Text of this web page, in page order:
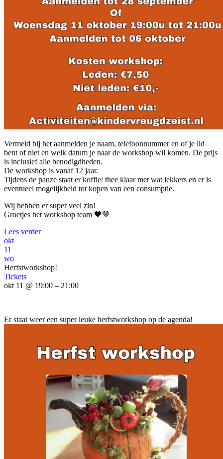
Vermeld bij het aanmelden je naam, telefoonnummer en of je lid
bent of niet en welk datum je naar de workshop wil komen. De prijs
is inclusief alle benodigdheden.
De workshop is vanaf 12 jaar.
Tijdens de pauze staat er koffie/ thee klaar met wat lekkers en er is
eventueel mogelijkheid tot kopen van een consumptie.
Wij hebben er super veel zin!
Groetjes het workshop team 💙💛
Lees verder
okt
11
wo
Herfstworkshop!
Tickets
okt 11 @ 19:00 – 21:00
Er staat weer een super leuke herfstworkshop op de agenda!